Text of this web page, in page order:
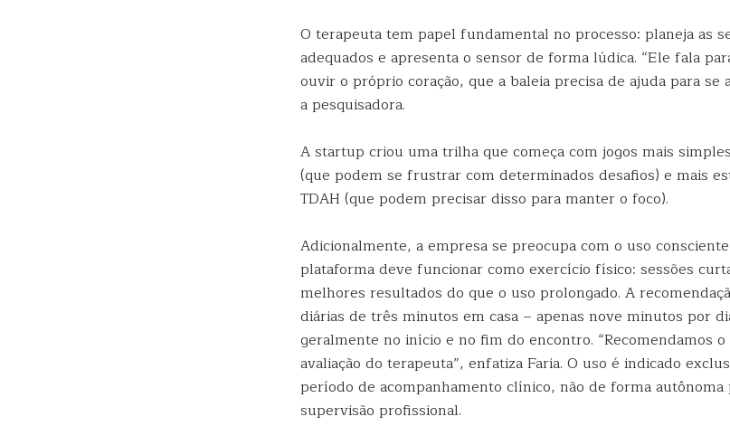
O terapeuta tem papel fundamental no processo: planeja as
adequados e apresenta o sensor de forma lúdica. “Ele fala
ouvir o próprio coração, que a baleia precisa de ajuda para se
a pesquisadora.
A startup criou uma trilha que começa com jogos mais
(que podem se frustrar com determinados desafios) e mais
TDAH (que podem precisar disso para manter o foco).
Adicionalmente, a empresa se preocupa com o uso
plataforma deve funcionar como exercício físico: sessões
melhores resultados do que o uso prolongado. A
diárias de três minutos em casa – apenas nove minutos por
geralmente no início e no fim do encontro. “Recomendamos
avaliação do terapeuta”, enfatiza Faria. O uso é indicado
período de acompanhamento clínico, não de forma
supervisão profissional.